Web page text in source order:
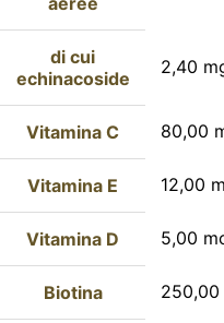
di cui
echinacoside
2,40
Vitamina C 80,00
Vitamina E 12,00
Vitamina D 5,00
Biotina 250,00